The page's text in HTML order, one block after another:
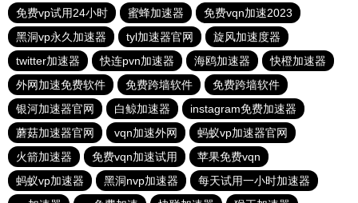
免费vp试用24小时
蜜蜂加速器
免费vqn加速2023
黑洞vp永久加速器
tyl加速器官网
旋风加速度器
twitter加速器
快连pvn加速器 海鸥加速器
快橙加速器
外网加速免费软件
免费跨墙软件
免费跨墙软件
银河加速器官网
白鲸加速器
instagram免费加速器
蘑菇加速器官网
vqn加速外网
蚂蚁vp加速器官网
火箭加速器
免费vqn加速试用
苹果免费vqn
蚂蚁vp加速器
黑洞nvp加速器
每天试用一小时加速器